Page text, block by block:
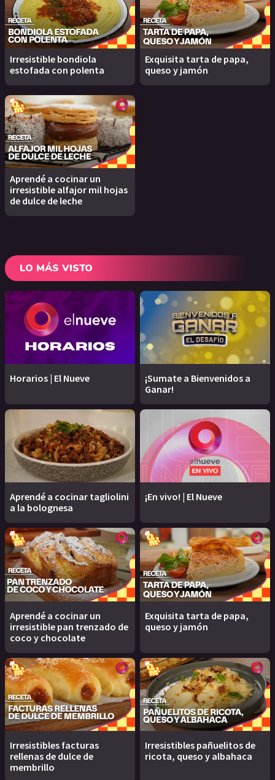
Irresistible bondiola
estofada con polenta
Exquisita tarta de papa,
queso y jamón
Aprendé a cocinar un
irresistible alfajor mil hojas
de dulce de leche
LO MÁS VISTO
Horarios | El Nueve
¡Sumate a Bienvenidos a
Ganar!
Aprendé a cocinar tagliolini
a la bolognesa
¡En vivo! | El Nueve
Aprendé a cocinar un
irresistible pan trenzado de
coco y chocolate
Exquisita tarta de papa,
queso y jamón
Irresistibles facturas
rellenas de dulce de
membrillo
Irresistibles pañuelitos de
ricota, queso y albahaca